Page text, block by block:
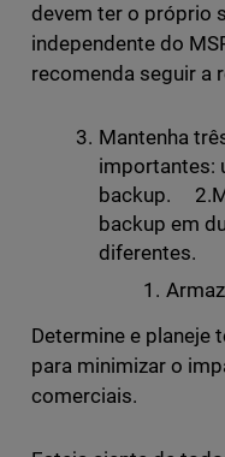
devem ter o próprio
independente do
recomenda seguir a
Mantenha
importantes:
backup.
backup em
diferentes.
Determine e planeje
para minimizar o
comerciais.